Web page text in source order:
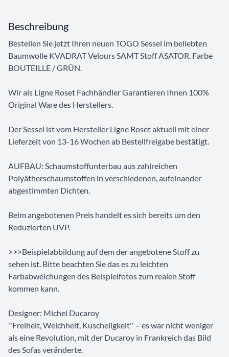
Beschreibung
Bestellen Sie jetzt Ihren neuen TOGO Sessel im beliebten
Baumwolle KVADRAT Velours SAMT Stoff ASATOR. Farbe
BOUTEILLE / GRÜN.
Wir als Ligne Roset Fachhändler Garantieren Ihnen 100%
Original Ware des Herstellers.
Der Sessel ist vom Hersteller Ligne Roset aktuell mit einer
Lieferzeit von 13-16 Wochen ab Bestellfreigabe bestätigt.
AUFBAU: Schaumstoffunterbau aus zahlreichen
Polyätherschaumstoffen in verschiedenen, aufeinander
abgestimmten Dichten.
Beim angebotenen Preis handelt es sich bereits um den
Reduzierten UVP.
>>>Beispielabbildung auf dem der angebotene Stoff zu
sehen ist. Bitte beachten Sie das es zu leichten
Farbabweichungen des Beispielfotos zum realen Stoff
kommen kann.
Designer: Michel Ducaroy
''Freiheit, Weichheit, Kuscheligkeit'' – es war nicht weniger
als eine Revolution, mit der Ducaroy in Frankreich das Bild
des Sofas veränderte.